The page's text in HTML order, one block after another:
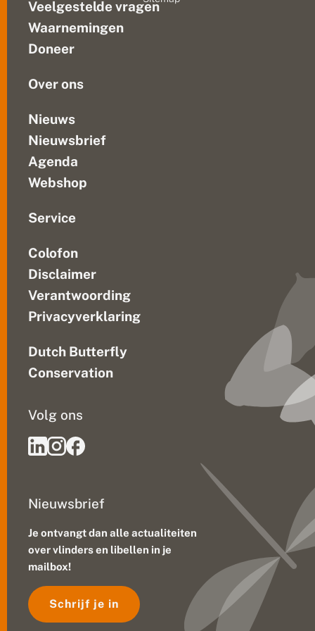
kleuren,
bestaan
verschillende
Veelgestelde vragen
Waarnemingen
Doneer
Over ons
Nieuws
Nieuwsbrief
Agenda
Webshop
Service
Colofon
Disclaimer
Verantwoording
Privacyverklaring
Dutch Butterfly
Conservation
Nieuwsbrief
Je ontvangt dan alle actualiteiten
over vlinders en libellen in je
mailbox!
Schrijf je in
Volg ons